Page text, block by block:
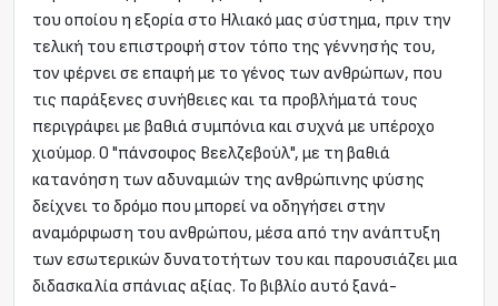
του οποίου η εξορία στο Ηλιακό μας σύστημα, πριν την
τελική του επιστροφή στον τόπο της γέννησής του,
τον φέρνει σε επαφή με το γένος των ανθρώπων, που
τις παράξενες συνήθειες και τα προβλήματά τους
περιγράφει με βαθιά συμπόνια και συχνά με υπέροχο
χιούμορ. Ο "πάνσοφος Βεελζεβούλ", με τη βαθιά
κατανόηση των αδυναμιών της ανθρώπινης φύσης
δείχνει το δρόμο που μπορεί να οδηγήσει στην
αναμόρφωση του ανθρώπου, μέσα από την ανάπτυξη
των εσωτερικών δυνατοτήτων του και παρουσιάζει μια
διδασκαλία σπάνιας αξίας. Το βιβλίο αυτό ξανά-